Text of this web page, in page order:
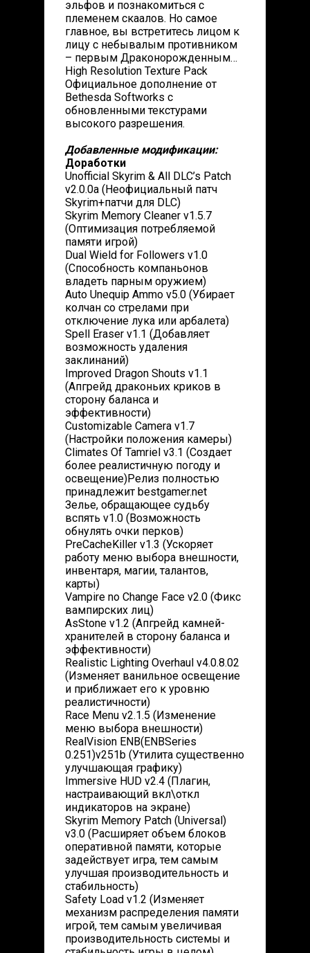
эльфов и познакомиться с
племенем скаалов. Но самое
главное, вы встретитесь лицом к
лицу с небывалым противником
– первым Драконорожденным…
High Resolution Texture Pack
Официальное дополнение от
Bethesda Softworks с
обновленными текстурами
высокого разрешения.
Добавленные модификации:
Доработки
Unofficial Skyrim & All DLC’s Patch
v2.0.0a (Неофициальный патч
Skyrim+патчи для DLC)
Skyrim Memory Cleaner v1.5.7
(Оптимизация потребляемой
памяти игрой)
Dual Wield for Followers v1.0
(Способность компаньонов
владеть парным оружием)
Auto Unequip Ammo v5.0 (Убирает
колчан со стрелами при
отключение лука или арбалета)
Spell Eraser v1.1 (Добавляет
возможность удаления
заклинаний)
Improved Dragon Shouts v1.1
(Апгрейд драконьих криков в
сторону баланса и
эффективности)
Customizable Camera v1.7
(Настройки положения камеры)
Climates Of Tamriel v3.1 (Создает
более реалистичную погоду и
освещение)Релиз полностью
принадлежит bestgamer.net
Зелье, обращающее судьбу
вспять v1.0 (Возможность
обнулять очки перков)
PreCacheKiller v1.3 (Ускоряет
работу меню выбора внешности,
инвентаря, магии, талантов,
карты)
Vampire no Change Face v2.0 (Фикс
вампирских лиц)
AsStone v1.2 (Апгрейд камней-
хранителей в сторону баланса и
эффективности)
Realistic Lighting Overhaul v4.0.8.02
(Изменяет ванильное освещение
и приближает его к уровню
реалистичности)
Race Menu v2.1.5 (Изменение
меню выбора внешности)
RealVision ENB(ENBSeries
0.251)v251b (Утилита существенно
улучшающая графику)
Immersive HUD v2.4 (Плагин,
настраивающий вкл\откл
индикаторов на экране)
Skyrim Memory Patch (Universal)
v3.0 (Расширяет объем блоков
оперативной памяти, которые
задействует игра, тем самым
улучшая производительность и
стабильность)
Safety Load v1.2 (Изменяет
механизм распределения памяти
игрой, тем самым увеличивая
производительность системы и